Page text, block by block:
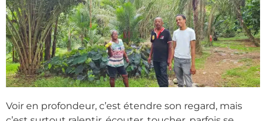
Voir en profondeur, c’est étendre son regard, mais